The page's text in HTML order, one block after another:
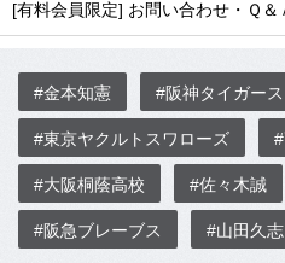
[有料会員限定] お問い合わせ・Ｑ＆
#金本知憲 #阪神タイガース
#東京ヤクルトスワローズ
#大阪桐蔭高校 #佐々木誠
#阪急ブレーブス #山田久志